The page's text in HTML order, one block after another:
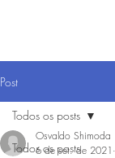
Post
Todos os posts
Todos os posts
Osvaldo Shimoda
6 de set. de 2021